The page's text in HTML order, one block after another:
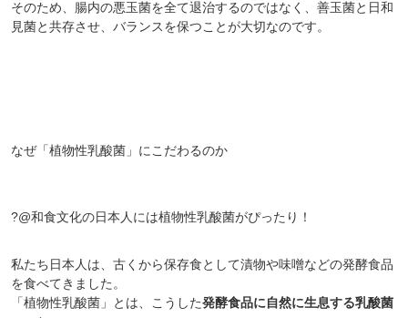
そのため、腸内の悪玉菌を全て退治するのではなく、善玉菌と日和
見菌と共存させ、バランスを保つことが大切なのです。
なぜ「植物性乳酸菌」にこだわるのか
?@和食文化の日本人には植物性乳酸菌がぴったり！
私たち日本人は、古くから保存食として漬物や味噌などの発酵食品
を食べてきました。
「植物性乳酸菌」とは、こうした発酵食品に自然に生息する乳酸菌
今すぐ使える300円OFFクーポンを
会員登録ありがとうございます！
新規会員様限定特典クーポン
300円OFF